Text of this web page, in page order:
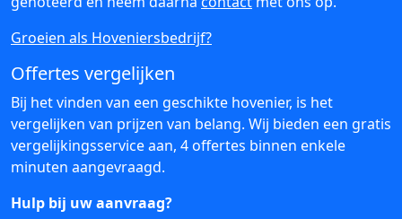
Groeien als Hoveniersbedrijf?
Offertes vergelijken
Bij het vinden van een geschikte hovenier, is het
vergelijken van prijzen van belang. Wij bieden een gratis
vergelijkingsservice aan, 4 offertes binnen enkele
minuten aangevraagd.
Hulp bij uw aanvraag?